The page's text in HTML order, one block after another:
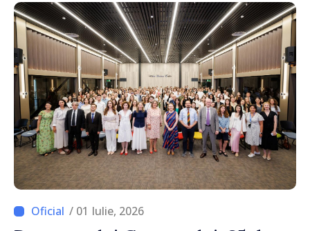
/ 01 Iulie, 2026